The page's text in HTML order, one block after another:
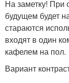
На заметку! При
будущем будет
стараются
входят в один
кафелем на пол.
Вариант